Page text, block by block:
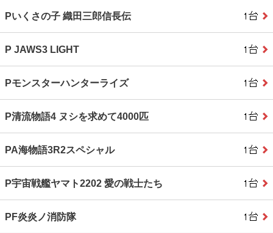
Pいくさの子 織田三郎信長伝
P JAWS3 LIGHT
Pモンスターハンターライズ
P清流物語4 ヌシを求めて4000匹
PA海物語3R2スペシャル
P宇宙戦艦ヤマト2202 愛の戦士たち
PF炎炎ノ消防隊